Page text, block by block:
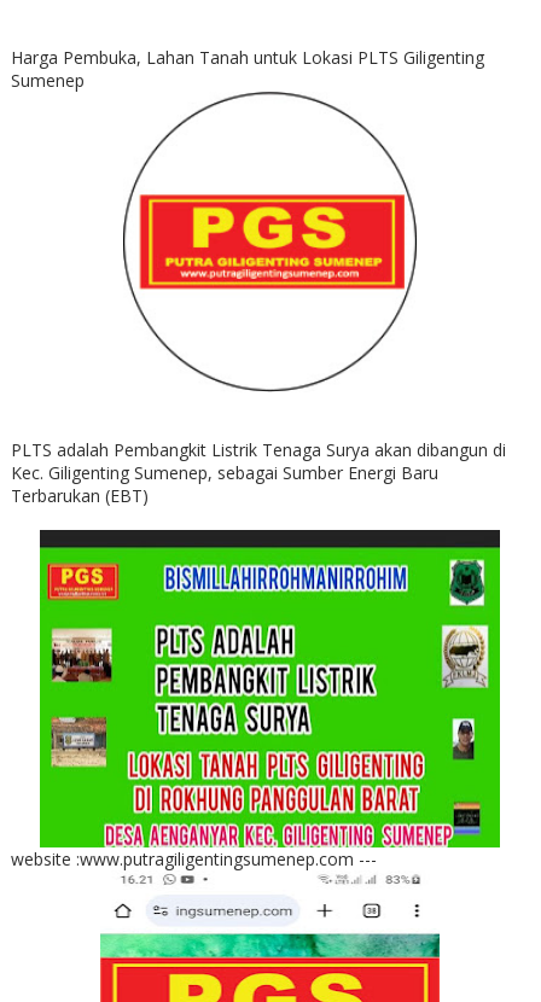
Harga Pembuka, Lahan Tanah untuk Lokasi PLTS Giligenting
Sumenep
PLTS adalah Pembangkit Listrik Tenaga Surya akan dibangun di
Kec. Giligenting Sumenep, sebagai Sumber Energi Baru
Terbarukan (EBT)
website :www.putragiligentingsumenep.com ---